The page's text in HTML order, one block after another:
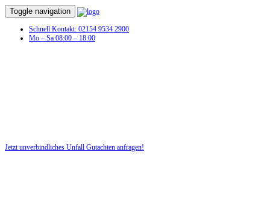
Toggle navigation
Schnell Kontakt: 02154 9534 2900
Mo – Sa 08:00 – 18:00
Jetzt unverbindliches Unfall Gutachten anfragen!